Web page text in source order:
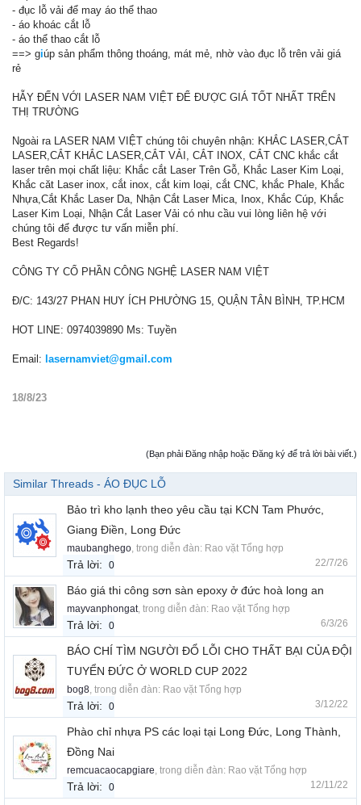
- đục lỗ vải để may áo thể thao
- áo khoác cắt lỗ
- áo thể thao cắt lỗ
==> giúp sản phẩm thông thoáng, mát mẻ, nhờ vào đục lỗ trên vải giá
rẻ
HẪY ĐẾN VỚI LASER NAM VIỆT ĐỂ ĐƯỢC GIÁ TỐT NHẤT TRỂN
THỊ TRƯỜNG
Ngoài ra LASER NAM VIỆT chúng tôi chuyên nhận: KHẮC LASER,CẮT
LASER,CẮT KHẮC LASER,CẮT VẢI, CẮT INOX, CẮT CNC khắc cắt
laser trên mọi chất liệu: Khắc cắt Laser Trên Gỗ, Khắc Laser Kim Loại,
Khắc căt Laser inox, cắt inox, cắt kim loại, cắt CNC, khắc Phale, Khắc
Nhựa,Cắt Khắc Laser Da, Nhận Cắt Laser Mica, Inox, Khắc Cúp, Khắc
Laser Kim Loại, Nhận Cắt Laser Vải có nhu cầu vui lòng liên hệ với
chúng tôi để được tư vấn miễn phí.
Best Regards!
CÔNG TY CỔ PHẦN CÔNG NGHỆ LASER NAM VIỆT
Đ/C: 143/27 PHAN HUY ÍCH PHƯỜNG 15, QUẬN TÂN BÌNH, TP.HCM
HOT LINE: 0974039890 Ms: Tuyền
Email: lasernamviet@gmail.com
18/8/23
(Bạn phải Đăng nhập hoặc Đăng ký để trả lời bài viết.)
Similar Threads - ÁO ĐỤC LỖ
Bảo trì kho lạnh theo yêu cầu tại KCN Tam Phước,
Giang Điền, Long Đức
maubanghego, trong diễn đàn: Rao vặt Tổng hợp
Trả lời: 0 22/7/26
Báo giá thi công sơn sàn epoxy ở đức hoà long an
mayvanphongat, trong diễn đàn: Rao vặt Tổng hợp
Trả lời: 0 6/3/26
BÁO CHÍ TÌM NGƯỜI ĐỔ LỖI CHO THẤT BẠI CỦA ĐỘI
TUYỂN ĐỨC Ở WORLD CUP 2022
bog8, trong diễn đàn: Rao vặt Tổng hợp
Trả lời: 0 3/12/22
Phào chỉ nhựa PS các loại tại Long Đức, Long Thành,
Đồng Nai
remcuacaocapgiare, trong diễn đàn: Rao vặt Tổng hợp
Trả lời: 0 12/11/22